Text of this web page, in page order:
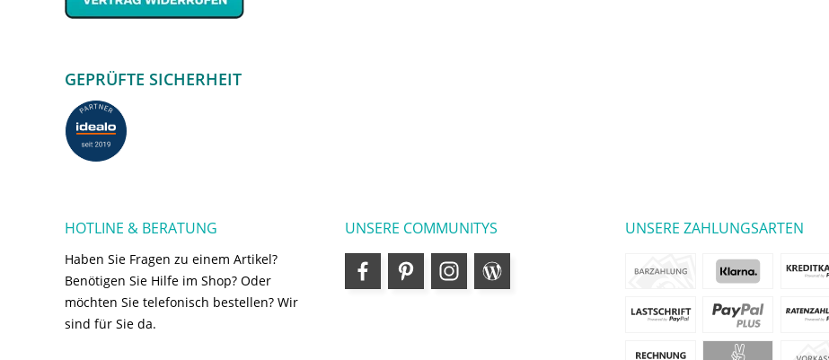
GEPRÜFTE SICHERHEIT
HOTLINE & BERATUNG
Haben Sie Fragen zu einem Artikel?
Benötigen Sie Hilfe im Shop? Oder
möchten Sie telefonisch bestellen? Wir
sind für Sie da.
UNSERE COMMUNITYS UNSERE ZAHLUNGSARTEN